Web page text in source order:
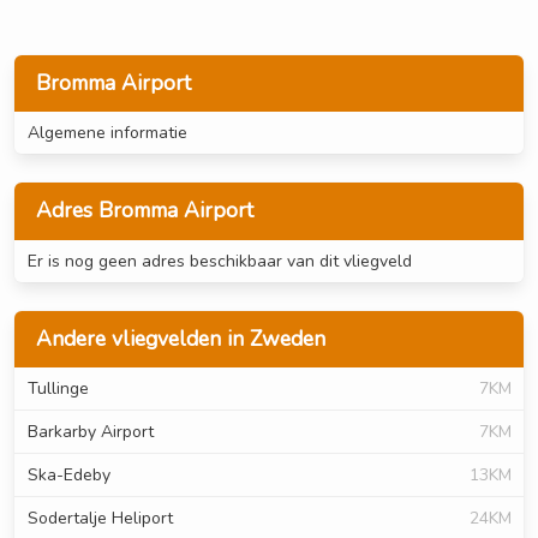
Bromma Airport
Algemene informatie
Adres Bromma Airport
Er is nog geen adres beschikbaar van dit vliegveld
Andere vliegvelden in Zweden
Tullinge
7KM
Barkarby Airport
7KM
Ska-Edeby
13KM
Sodertalje Heliport
24KM